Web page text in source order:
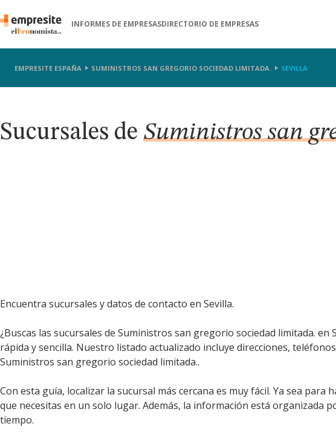
INFORMES DE EMPRESASDIRECTORIO DE EMPRESAS
EMPRESITE ESPAÑA SUMINISTROS SAN GREGORIO SOCIEDAD LIMITADA. SEVILLA
Sucursales de Suministros san
Encuentra sucursales y datos de contacto en Sevilla.
¿Buscas las sucursales de Suministros san gregorio sociedad limitada.
rápida y sencilla. Nuestro listado actualizado incluye direcciones,
Suministros san gregorio sociedad limitada..
Con esta guía, localizar la sucursal más cercana es muy fácil. Ya sea
que necesitas en un solo lugar. Además, la información está organizada
tiempo.